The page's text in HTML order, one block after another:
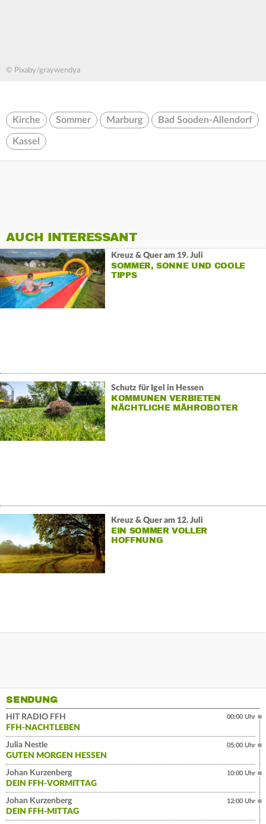
© Pixaby/graywendya
Kirche Sommer Marburg Bad Sooden-Allendorf
Kassel
AUCH INTERESSANT
Kreuz & Quer am 19. Juli
SOMMER, SONNE UND COOLE
TIPPS
Schutz für Igel in Hessen
KOMMUNEN VERBIETEN
NÄCHTLICHE MÄHROBOTER
Kreuz & Quer am 12. Juli
EIN SOMMER VOLLER
HOFFNUNG
SENDUNG
HIT RADIO FFH
FFH-NACHTLEBEN
00:00 Uhr
Julia Nestle
GUTEN MORGEN HESSEN
05:00 Uhr
Johan Kurzenberg
DEIN FFH-VORMITTAG
10:00 Uhr
Johan Kurzenberg
DEIN FFH-MITTAG
12:00 Uhr